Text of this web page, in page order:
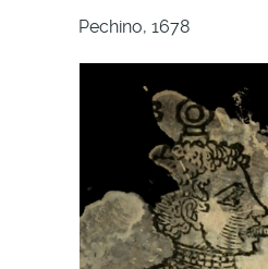
Pechino, 1678